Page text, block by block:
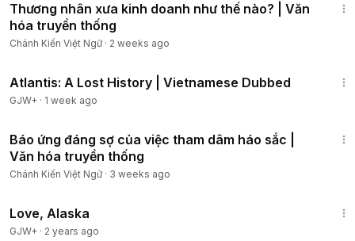
» English: http://www.pureinsight.org/
Kính chúc mọi điều bình an và tốt lành đến quý vị và người
𝐂𝐡á𝐧𝐡 𝐊𝐢ế𝐧 𝐎𝐟𝐟𝐢𝐜𝐢𝐚𝐥
𝖢𝗈𝗉𝗒𝗋𝗂𝗀𝗁𝗍 ©𝟤𝟢𝟤𝟣 𝖺𝗅𝗅 𝗋𝗂𝗀𝗁𝗍𝗌 𝗋𝖾𝗌𝖾𝗋𝗏𝖾𝖽
Lưu ý:
Hoan nghênh chia sẻ. Vui lòng không đăng lại (reup video)
khi chưa có sự chấp thuận của Chanhkien.org
Thương nhân xưa kinh doanh như thế nào? | Văn
hóa truyền thống
Chánh Kiến Việt Ngữ· 2 weeks ago
Atlantis: A Lost History | Vietnamese Dubbed
GJW+ · 1 week ago
Báo ứng đáng sợ của việc tham dâm háo sắc |
Văn hóa truyền thống
Chánh Kiến Việt Ngữ· 3 weeks ago
Love, Alaska
GJW+ · 2 years ago